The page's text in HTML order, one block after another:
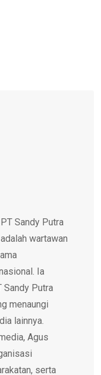
Sandy Putra
wartawan
Ia
Sandy Putra
menaungi
lainnya.
Agus
serta